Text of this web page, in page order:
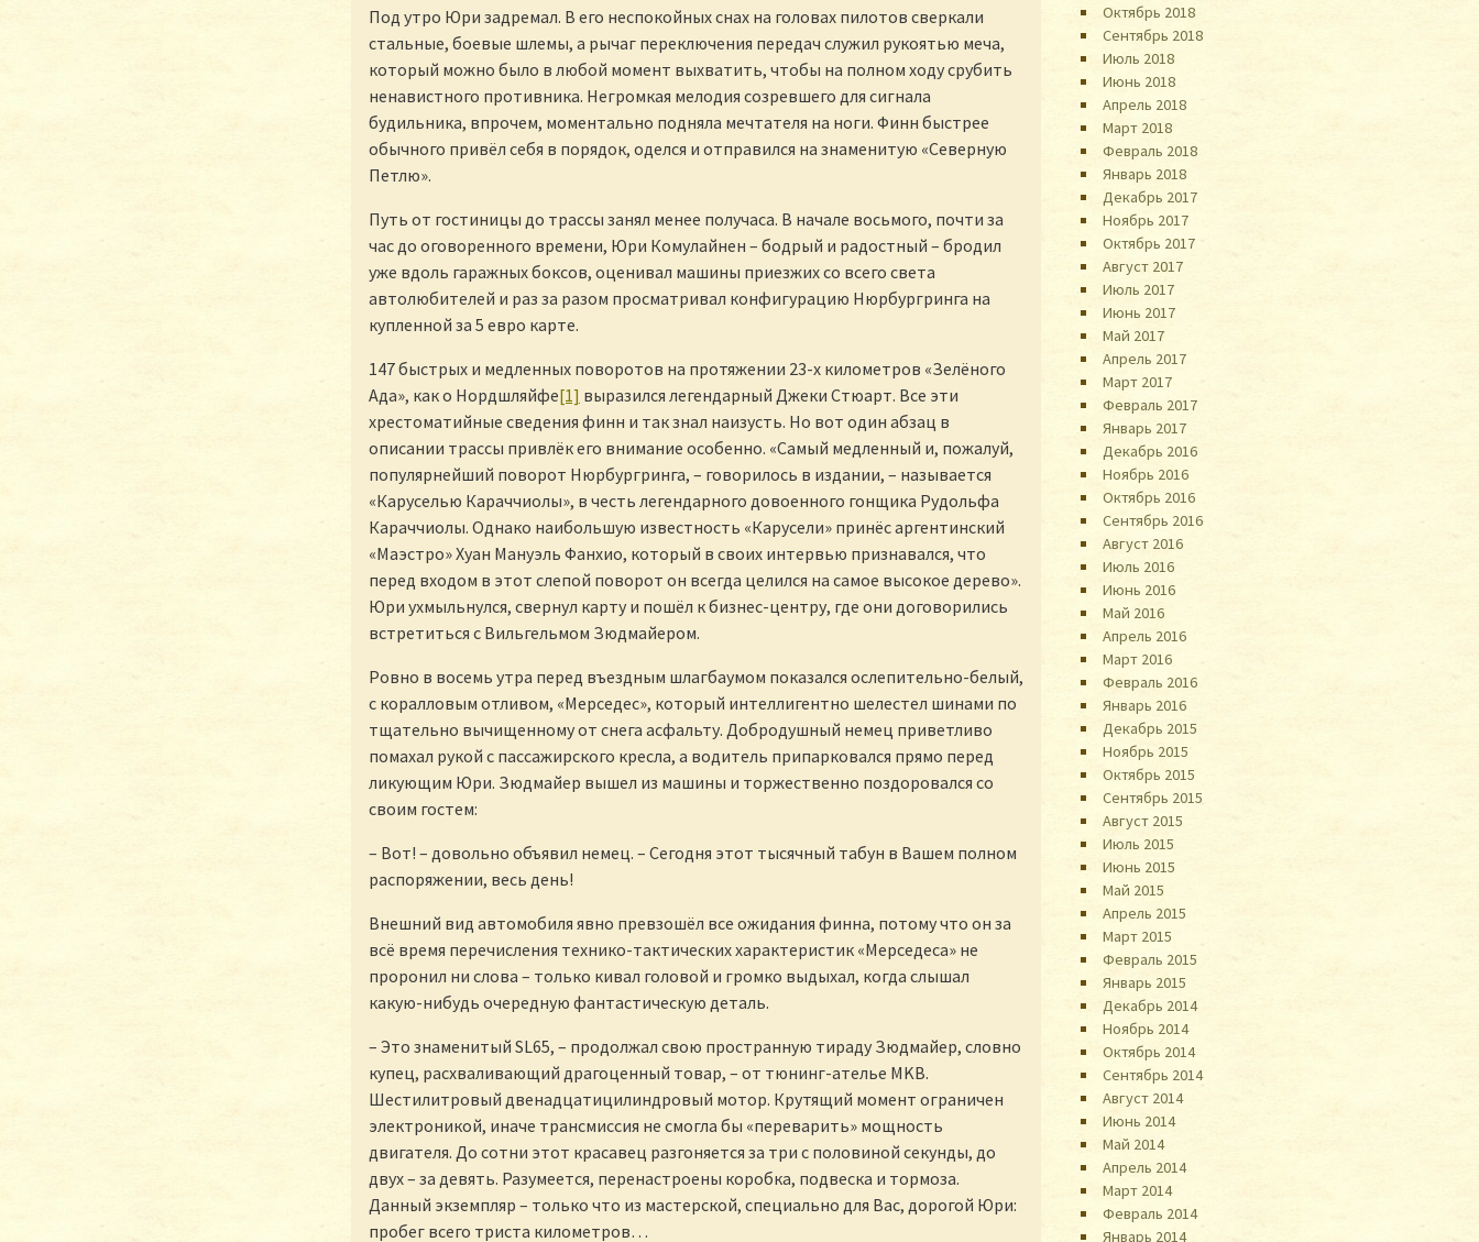
Под утро Юри задремал. В его неспокойных снах на головах пилотов сверкали
стальные, боевые шлемы, а рычаг переключения передач служил рукоятью меча,
который можно было в любой момент выхватить, чтобы на полном ходу срубить
ненавистного противника. Негромкая мелодия созревшего для сигнала
будильника, впрочем, моментально подняла мечтателя на ноги. Финн быстрее
обычного привёл себя в порядок, оделся и отправился на знаменитую «Северную
Петлю».
Путь от гостиницы до трассы занял менее получаса. В начале восьмого, почти за
час до оговоренного времени, Юри Комулайнен – бодрый и радостный – бродил
уже вдоль гаражных боксов, оценивал машины приезжих со всего света
автолюбителей и раз за разом просматривал конфигурацию Нюрбургринга на
купленной за 5 евро карте.
147 быстрых и медленных поворотов на протяжении 23-х километров «Зелёного
Ада», как о Нордшляйфе[1] выразился легендарный Джеки Стюарт. Все эти
хрестоматийные сведения финн и так знал наизусть. Но вот один абзац в
описании трассы привлёк его внимание особенно. «Самый медленный и, пожалуй,
популярнейший поворот Нюрбургринга, – говорилось в издании, – называется
«Каруселью Караччиолы», в честь легендарного довоенного гонщика Рудольфа
Караччиолы. Однако наибольшую известность «Карусели» принёс аргентинский
«Маэстро» Хуан Мануэль Фанхио, который в своих интервью признавался, что
перед входом в этот слепой поворот он всегда целился на самое высокое дерево».
Юри ухмыльнулся, свернул карту и пошёл к бизнес-центру, где они договорились
встретиться с Вильгельмом Зюдмайером.
Ровно в восемь утра перед въездным шлагбаумом показался ослепительно-белый,
с коралловым отливом, «Мерседес», который интеллигентно шелестел шинами по
тщательно вычищенному от снега асфальту. Добродушный немец приветливо
помахал рукой с пассажирского кресла, а водитель припарковался прямо перед
ликующим Юри. Зюдмайер вышел из машины и торжественно поздоровался со
своим гостем:
– Вот! – довольно объявил немец. – Сегодня этот тысячный табун в Вашем полном
распоряжении, весь день!
Внешний вид автомобиля явно превзошёл все ожидания финна, потому что он за
всё время перечисления технико-тактических характеристик «Мерседеса» не
проронил ни слова – только кивал головой и громко выдыхал, когда слышал
какую-нибудь очередную фантастическую деталь.
– Это знаменитый SL65, – продолжал свою пространную тираду Зюдмайер, словно
купец, расхваливающий драгоценный товар, – от тюнинг-ателье MKB.
Шестилитровый двенадцатицилиндровый мотор. Крутящий момент ограничен
электроникой, иначе трансмиссия не смогла бы «переварить» мощность
двигателя. До сотни этот красавец разгоняется за три с половиной секунды, до
двух – за девять. Разумеется, перенастроены коробка, подвеска и тормоза.
Данный экземпляр – только что из мастерской, специально для Вас, дорогой Юри:
пробег всего триста километров…
Октябрь 2018
Сентябрь 2018
Июль 2018
Июнь 2018
Апрель 2018
Март 2018
Февраль 2018
Январь 2018
Декабрь 2017
Ноябрь 2017
Октябрь 2017
Август 2017
Июль 2017
Июнь 2017
Май 2017
Апрель 2017
Март 2017
Февраль 2017
Январь 2017
Декабрь 2016
Ноябрь 2016
Октябрь 2016
Сентябрь 2016
Август 2016
Июль 2016
Июнь 2016
Май 2016
Апрель 2016
Март 2016
Февраль 2016
Январь 2016
Декабрь 2015
Ноябрь 2015
Октябрь 2015
Сентябрь 2015
Август 2015
Июль 2015
Июнь 2015
Май 2015
Апрель 2015
Март 2015
Февраль 2015
Январь 2015
Декабрь 2014
Ноябрь 2014
Октябрь 2014
Сентябрь 2014
Август 2014
Июнь 2014
Май 2014
Апрель 2014
Март 2014
Февраль 2014
Январь 2014